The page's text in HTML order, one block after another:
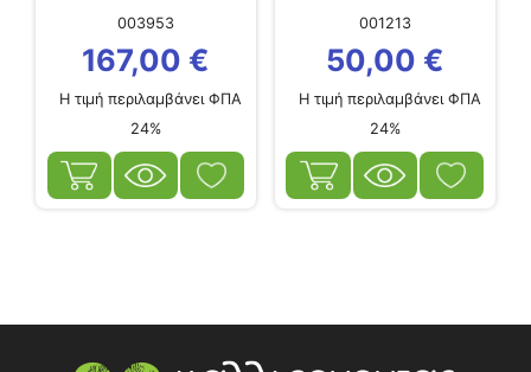
003953
167,00 €
Η τιμή περιλαμβάνει ΦΠΑ
24%
001213
50,00 €
Η τιμή περιλαμβάνει ΦΠΑ
24%